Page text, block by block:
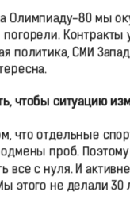
Олимпиаду-80 мы
погорели.
политика, СМИ
чтобы ситуацию
что отдельные
проб.
все с нуля. И
не делали 30